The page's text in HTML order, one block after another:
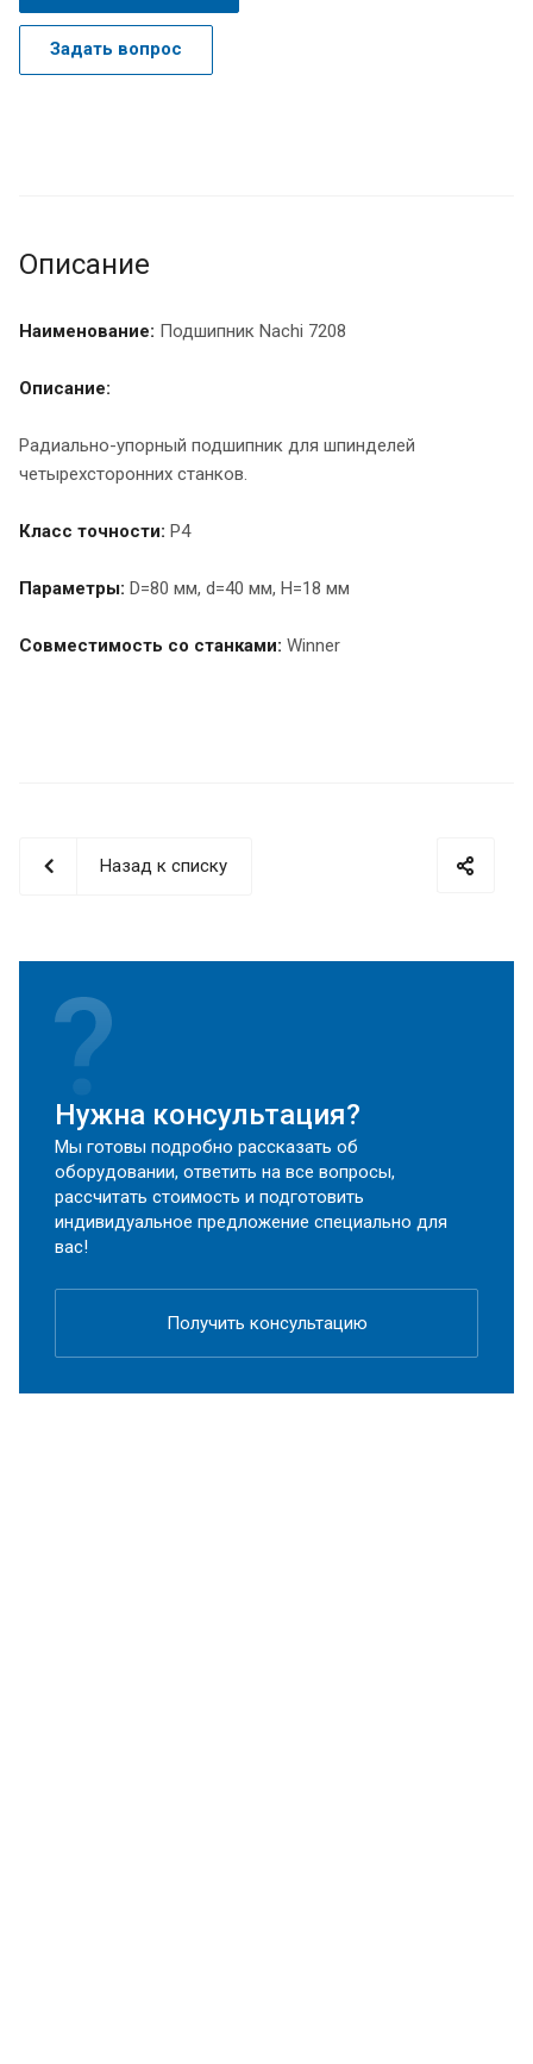
Задать вопрос
Описание
Наименование: Подшипник Nachi 7208
Описание:
Радиально-упорный подшипник для шпинделей
четырехсторонних станков.
Класс точности: P4
Параметры: D=80 мм, d=40 мм, H=18 мм
Совместимость со станками: Winner
Назад к списку
Нужна консультация?
Мы готовы подробно рассказать об
оборудовании, ответить на все вопросы,
рассчитать стоимость и подготовить
индивидуальное предложение специально для
вас!
Получить консультацию